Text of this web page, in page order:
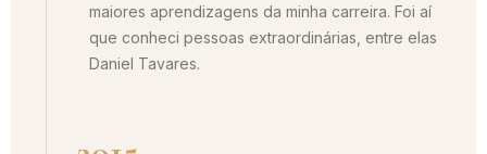
maiores aprendizagens da minha carreira. Foi aí
que conheci pessoas extraordinárias, entre elas
Daniel Tavares.